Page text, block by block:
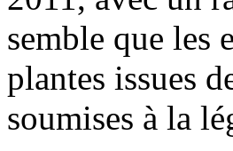
semble que les
plantes issues
soumises à la